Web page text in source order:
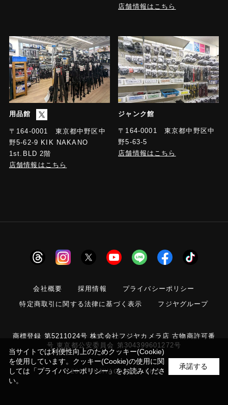
店舗情報はこちら
用品館
〒164-0001 東京都中野区中
野5-62-9 KIK NAKANO
1st.BLD 2階
店舗情報はこちら
ジャンク館
〒164-0001 東京都中野区中
野5-63-5
店舗情報はこちら
会社概要 採用情報
プライバシーポリシー
特定商取引に関する法律に基づく表示
フジヤグループ
商標登録 第5211024号 株式会社フジヤカメラ店 古物商許可番
号 東京都公安委員会 第304399601272号
© 2006 FUJIYACAMERA SHOP
当サイトでは利便性向上のためクッキー(Cookie)
を使用しています。クッキー(Cookie)の使用に関
しては 「プライバシーポリシー」をお読みくださ
い。
承諾する